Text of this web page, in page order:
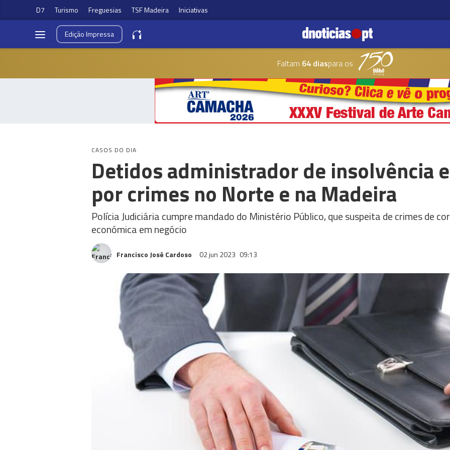
D7 Turismo Freguesias TSF Madeira Iniciativas
EdiçãoImpressa
Faltam 64 diaspara os
CASOS DO DIA
Detidos administrador de insolvência
por crimes no Norte e na Madeira
Polícia Judiciária cumpre mandado do Ministério Público, que suspeita de crimes de
económica em negócio
Francisco José Cardoso 02 jun 2023 09:13